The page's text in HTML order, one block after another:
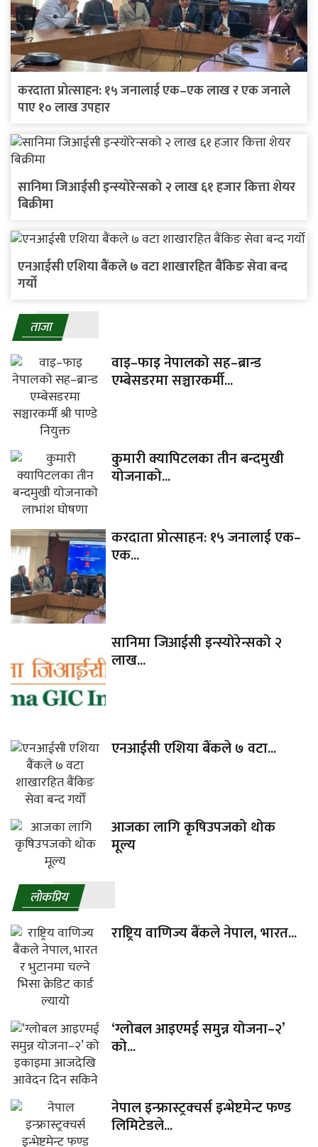
करदाता प्रोत्साहन: १५ जनालाई एक–एक लाख र एक जनाले
पाए १० लाख उपहार
सानिमा जिआईसी इन्स्योरेन्सको २ लाख ६१ हजार कित्ता शेयर
बिक्रीमा
एनआईसी एशिया बैंकले ७ वटा शाखारहित बैंकिङ सेवा बन्द
गर्यो
ताजा
वाइ–फाइ नेपालको सह–ब्रान्ड
एम्बेसडरमा सञ्चारकर्मी...
कुमारी क्यापिटलका तीन बन्दमुखी
योजनाको...
करदाता प्रोत्साहन: १५ जनालाई एक–
एक...
सानिमा जिआईसी इन्स्योरेन्सको २
लाख...
एनआईसी एशिया बैंकले ७ वटा...
आजका लागि कृषिउपजको थोक
मूल्य
लाेकप्रिय
राष्ट्रिय वाणिज्य बैंकले नेपाल, भारत...
‘ग्लोबल आइएमई समुन्न योजना–२’
को...
नेपाल इन्फ्रास्ट्रक्चर्स इन्भेष्टमेन्ट फण्ड
लिमिटेडले...